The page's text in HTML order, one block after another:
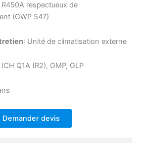
R450A respectueux de
(GWP 547)
: Unité de climatisation externe
ICH Q1A (R2), GMP, GLP
Demander devis